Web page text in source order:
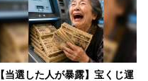
【当選した人が暴露】宝くじ運